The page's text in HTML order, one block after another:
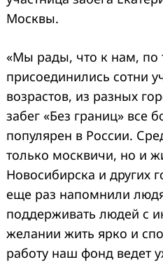
Москвы.
«Мы рады, что к нам, по
присоединились сотни
возрастов, из разных
забег «Без границ» все
популярен в России.
только москвичи, но и
Новосибирска и других
еще раз напомнили
поддерживать людей с
желании жить ярко и
работу наш фонд ведет